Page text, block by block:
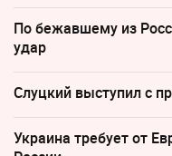
По бежавшему из
удар
Слуцкий выступил с
Украина требует от